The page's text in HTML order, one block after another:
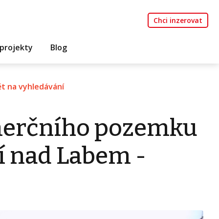
Chci inzerovat
Blog
na vyhledávání
pozemku
nad Labem -